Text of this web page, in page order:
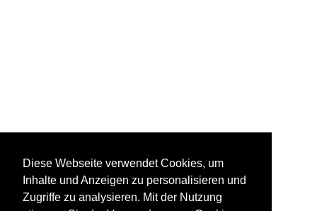
Diese Webseite verwendet Cookies, um
Inhalte und Anzeigen zu personalisieren und
Zugriffe zu analysieren. Mit der Nutzung